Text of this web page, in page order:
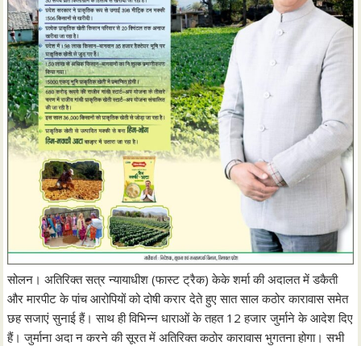
सोलन। अतिरिक्त सत्र न्यायाधीश (फास्ट ट्रैक) केके शर्मा की अदालत में डकैती
और मारपीट के पांच आरोपियों को दोषी करार देते हुए सात साल कठोर कारावास समेत
छह सजाएं सुनाई हैं। साथ ही विभिन्न धाराओं के तहत 12 हजार जुर्माने के आदेश दिए
हैं। जुर्माना अदा न करने की सूरत में अतिरिक्त कठोर कारावास भुगतना होगा। सभी